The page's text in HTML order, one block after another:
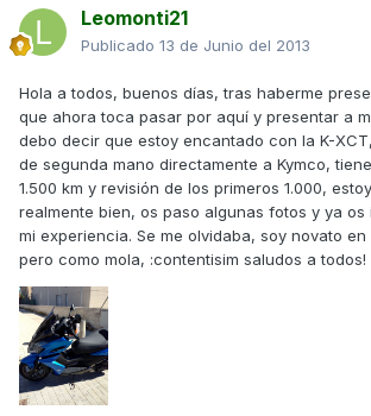
Leomonti21
Publicado 13 de Junio del 2013
Hola a todos, buenos días, tras haberme
que ahora toca pasar por aquí y presentar a
debo decir que estoy encantado con la K-
de segunda mano directamente a Kymco,
1.500 km y revisión de los primeros 1.000,
realmente bien, os paso algunas fotos y ya
mi experiencia. Se me olvidaba, soy novato
pero como mola, :contentisim saludos a todos!